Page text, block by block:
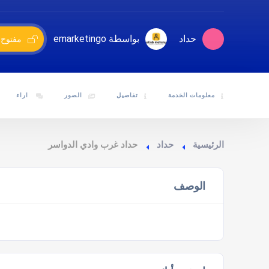
حداد بواسطة emarketingo مفتوح
معلومات الخدمة تفاصيل الصور اراء
الرئيسية حداد حداد غرب وادي الدواسر
الوصف